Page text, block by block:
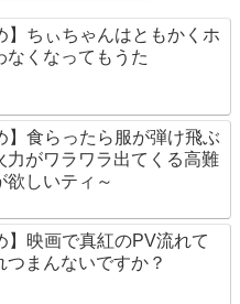
】ちぃちゃんはともかくホ
なくなってもうた
】食らったら服が弾け飛ぶ
力がワラワラ出てくる高難
欲しいティ～
】映画で真紅のPV流れて
つまんないですか？